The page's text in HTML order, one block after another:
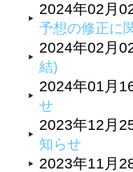
2024年02月
予想の修正に
2024年02月
結)
2024年01月
せ
2023年12月
知らせ
2023年11月